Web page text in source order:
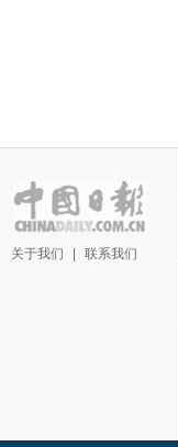
关于我们 联系我们